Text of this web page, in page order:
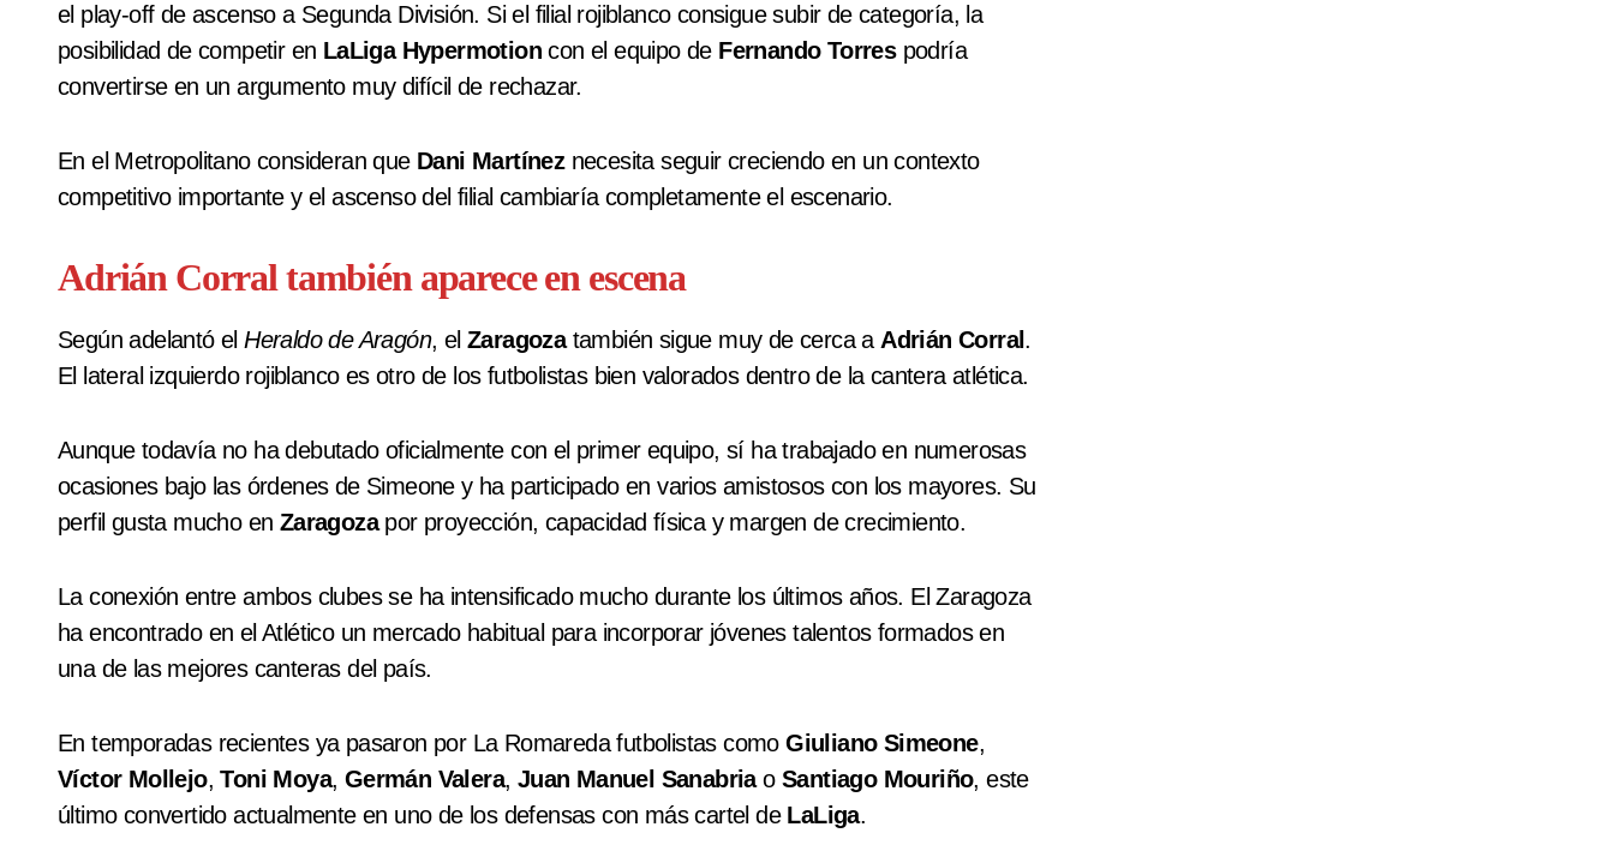
el play-off de ascenso a Segunda División. Si el filial rojiblanco consigue subir de categoría, la
posibilidad de competir en LaLiga Hypermotion con el equipo de Fernando Torrespodría
convertirse en un argumento muy difícil de rechazar.
En el Metropolitano consideran que Dani Martíneznecesita seguir creciendo en un contexto
competitivo importante y el ascenso del filial cambiaría completamente el escenario.
Adrián Corral también aparece en escena
Según adelantó elHeraldo de Aragón, elZaragozatambién sigue muy de cerca a Adrián Corral .
El lateral izquierdo rojiblanco es otro de los futbolistas bien valorados dentro de la cantera atlética.
Aunque todavía no ha debutado oficialmente con el primer equipo, sí ha trabajado en numerosas
ocasiones bajo las órdenes de Simeone y ha participado en varios amistosos con los mayores. Su
perfil gusta mucho en Zaragozapor proyección, capacidad física y margen de crecimiento.
La conexión entre ambos clubes se ha intensificado mucho durante los últimos años. El Zaragoza
ha encontrado en el Atlético un mercado habitual para incorporar jóvenes talentos formados en
una de las mejores canteras del país.
En temporadas recientes ya pasaron por La Romareda futbolistas comoGiuliano Simeone,
Víctor Mollejo,Toni Moya, Germán Valera, Juan Manuel SanabriaoSantiago Mouriño, este
último convertido actualmente en uno de los defensas con más cartel de LaLiga.